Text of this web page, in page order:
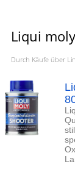
Liqui
Durch Käufe über